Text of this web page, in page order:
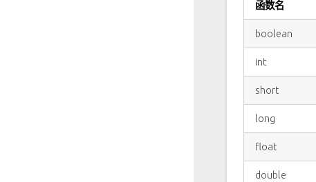
函数名
boolean
int
short
long
float
double